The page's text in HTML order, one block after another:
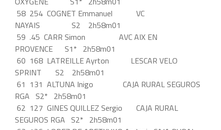
58 254 COGNET Emmanuel VC
NAYAIS S2 2h58m01
59 .45 CARR Simon AVC AIX EN
PROVENCE S1* 2h58m01
60 168 LATREILLE Ayrton LESCAR VELO
SPRINT S2 2h58m01
61 131 ALTUNA Inigo CAJA RURAL SEGUROS
RGA S2* 2h58m01
62 127 GINES QUILLEZ Sergio CAJA RURAL
SEGUROS RGA S2* 2h58m01